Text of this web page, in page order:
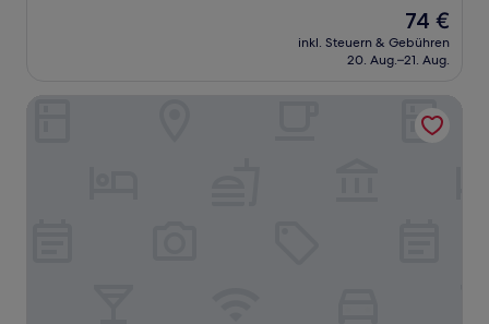
Bewertungen)
Der
Preis
beträgt
74 €
inkl. Steuern & Gebühren
20. Aug.–21. Aug.